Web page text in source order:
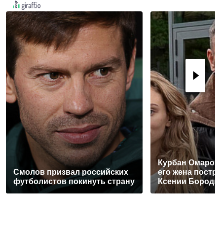
Смолов призвал российских
футболистов покинуть страну
Курбан Омаров
его жена
Ксении